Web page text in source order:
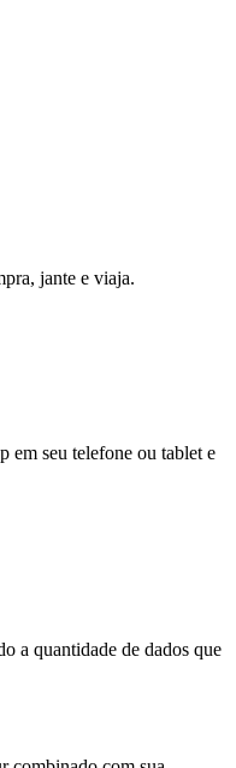
jante e viaja.
em seu telefone ou tablet e
a quantidade de dados que